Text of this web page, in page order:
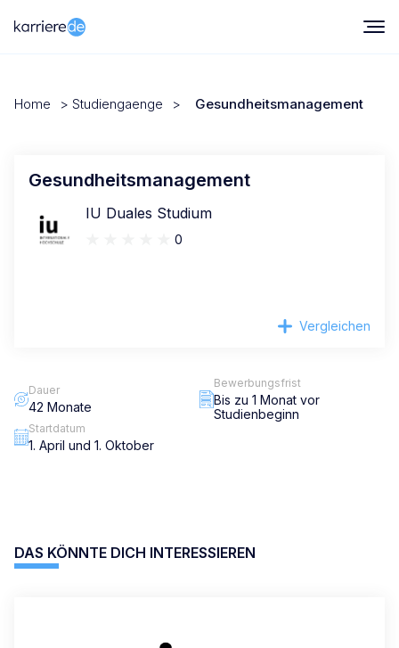
Home > Studiengaenge > Gesundheitsmanagement
Gesundheitsmanagement
IU Duales Studium
0
Vergleichen
Dauer
42 Monate
Bewerbungsfrist
Bis zu 1 Monat vor
Studienbeginn
Startdatum
1. April und 1. Oktober
DAS KÖNNTE DICH INTERESSIEREN